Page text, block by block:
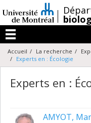
au
contenu
/
Menu
Accueil La recherche
Experts en : Écologie
Experts en :
AMYOT,